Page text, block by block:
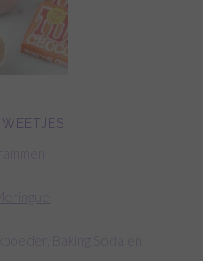
Baking Soda en